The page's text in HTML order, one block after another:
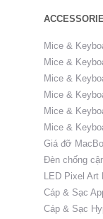
Mice &
Mice &
Mice &
Mice &
Mice &
Mice &
Giá đỡ
Đèn chống
LED Pixel Art
Cáp & Sạc
Cáp & Sạc